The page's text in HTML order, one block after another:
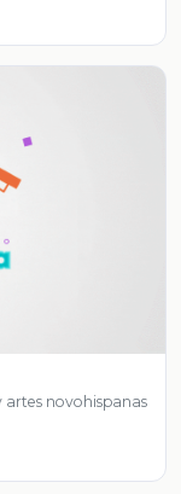
artes novohispanas